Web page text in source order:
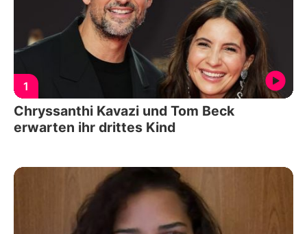
1
Chryssanthi Kavazi und Tom Beck
erwarten ihr drittes Kind